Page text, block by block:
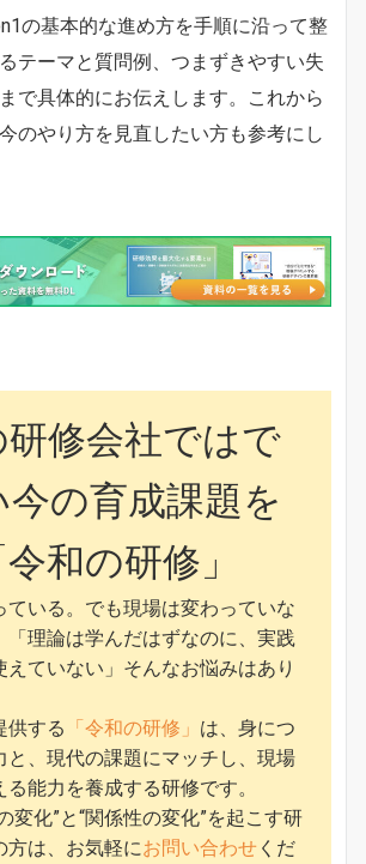
の基本的な進め方を手順に沿って整
テーマと質問例、つまずきやすい失
で具体的にお伝えします。これから
のやり方を見直したい方も参考にし
研修会社ではで
今の育成課題を
和の研修」
ている。でも現場は変わっていな
「理論は学んだはずなのに、実践
えていない」そんなお悩みはあり
供する 「令和の研修」 は、身につ
と、現代の課題にマッチし、現場
能力を養成する研修です。
変化”と“関係性の変化”を起こす研
方は、お気軽にお問い合わせ くだ